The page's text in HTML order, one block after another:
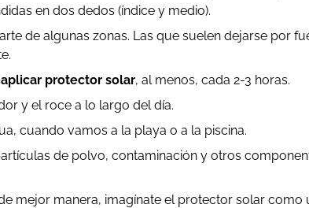
en dos dedos (índice y medio).
de algunas zonas. Las que suelen dejarse por
protector solar, al menos, cada 2-3 horas.
y el roce a lo largo del día.
cuando vamos a la playa o a la piscina.
de polvo, contaminación y otros
mejor manera, imagínate el protector solar